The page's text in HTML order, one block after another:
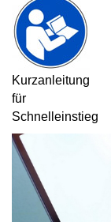
Kurzanleitung
für
Schnelleinstieg